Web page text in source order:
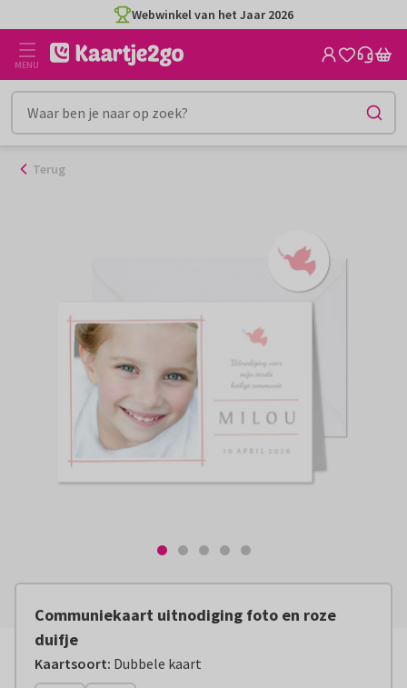
naar
inhoud
Webwinkel van het Jaar 2026
MENU
Terug
Communiekaart uitnodiging foto en roze
duifje
Kaartsoort: Dubbele kaart